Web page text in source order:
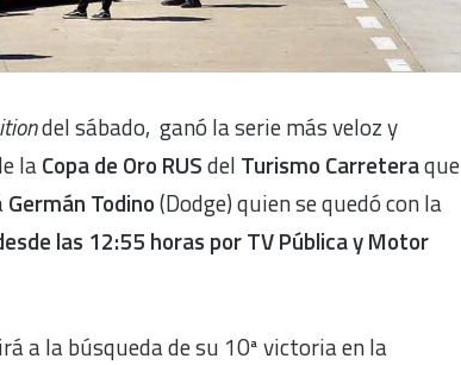
del sábado, ganó la serie más veloz y
laCopa de Oro RUSdel Turismo Carreteraque
Germán Todino(Dodge) quien se quedó con la
las 12:55 horas por TV Pública y Motor
a la búsqueda de su 10ª victoria en la